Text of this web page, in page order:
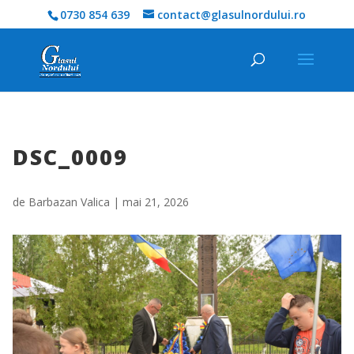
0730 854 639 contact@glasulnordului.ro
DSC_0009
de Barbazan Valica | mai 21, 2026